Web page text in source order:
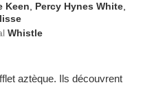
Keen Percy Hynes White
Whistle
aztèque. Ils découvrent